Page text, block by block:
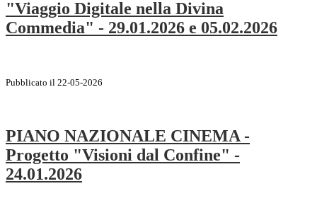
"Viaggio Digitale nella Divina
Commedia" - 29.01.2026 e 05.02.2026
Pubblicato il 22-05-2026
PIANO NAZIONALE CINEMA -
Progetto "Visioni dal Confine" -
24.01.2026